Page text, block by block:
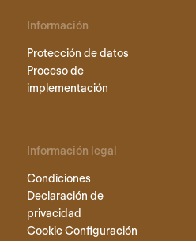
Información
Protección de datos
Proceso de
implementación
Información legal
Condiciones
Declaración de
privacidad
Cookie Configuración